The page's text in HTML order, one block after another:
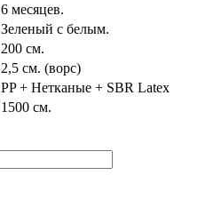
6 месяцев.
Зеленый с белым.
200 см.
2,5 см. (ворс)
PP + Нетканые + SBR Latex
1500 см.